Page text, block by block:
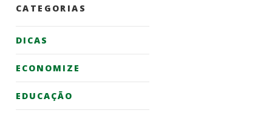
CATEGORIAS
DICAS
ECONOMIZE
EDUCAÇÃO